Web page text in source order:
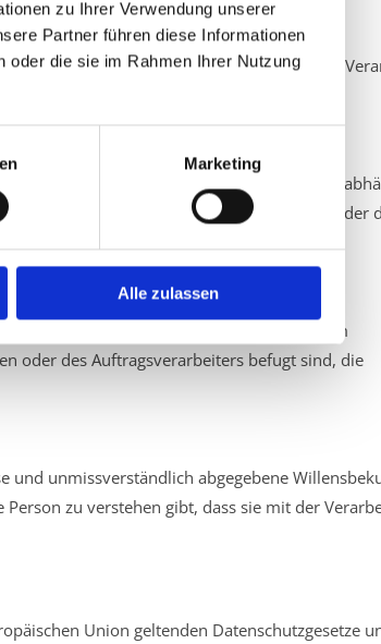
zu Ihrer Verwendung unserer
Partner führen diese Informationen
oder die sie im Rahmen Ihrer Nutzung
Marketing
Alle zulassen
personenbezogene Daten im Auftrag des
Daten offengelegt werden,
nach dem Unionsrecht oder
Person, dem Verantwortlichen, dem
oder des Auftragsverarbeiters befugt sind, die
unmissverständlich abgegebene
zu verstehen gibt, dass sie mit der
Union geltenden Datenschutzgesetze